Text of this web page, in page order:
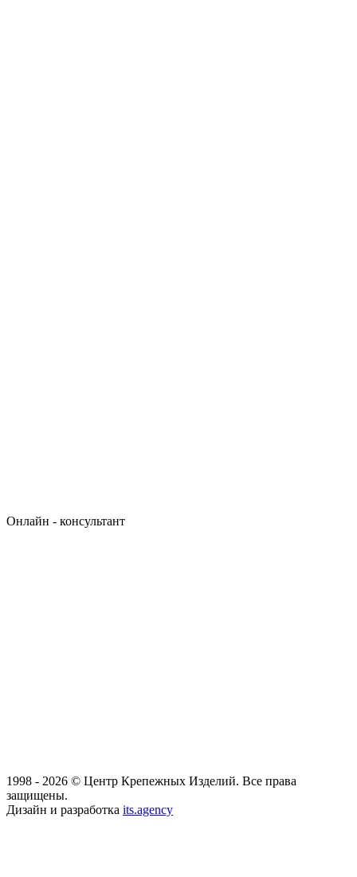
Онлайн - консультант
1998 - 2026 © Центр Крепежных Изделий. Все права
защищены.
Дизайн и разработка its.agency